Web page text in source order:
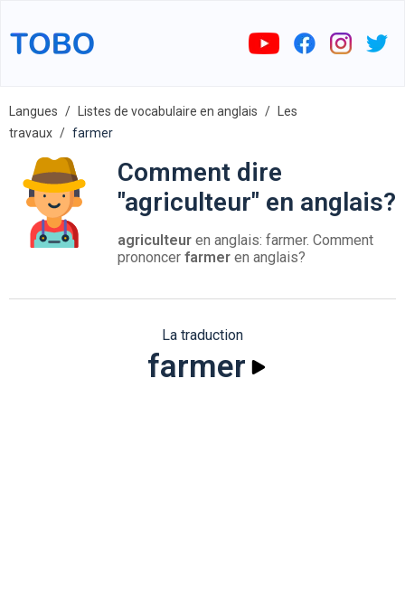
Langues Listes de vocabulaire en anglais
Les
travaux
farmer
Comment dire
"agriculteur" en anglais?
agriculteur en anglais: farmer. Comment
prononcer farmer en anglais?
La traduction
farmer